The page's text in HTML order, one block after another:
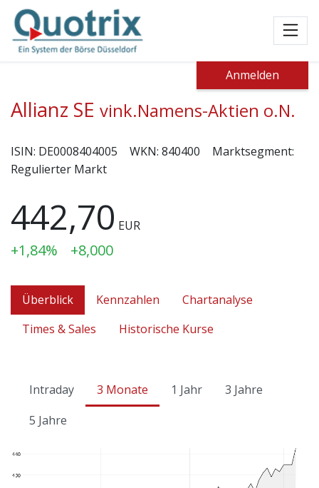
Anmelden
Allianz SE vink.Namens-Aktien o.N.
ISIN: DE0008404005 WKN: 840400
Marktsegment:
Regulierter Markt
442,70 EUR
+1,84% +8,000
Überblick Kennzahlen
Chartanalyse
Times & Sales
Historische Kurse
Intraday 3 Monate 1 Jahr
3 Jahre
5 Jahre